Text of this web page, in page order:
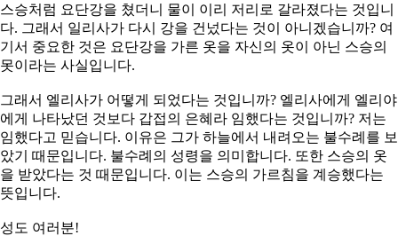
스승처럼 요단강을 쳤더니 물이 이리 저리로 갈라졌다는 것입니
다. 그래서 일리사가 다시 강을 건넜다는 것이 아니겠습니까? 여
기서 중요한 것은 요단강을 가른 옷을 자신의 옷이 아닌 스승의
못이라는 사실입니다.
그래서 엘리사가 어떻게 되었다는 것입니까? 엘리사에게 엘리야
에게 나타났던 것보다 갑접의 은혜라 임했다는 것입니까? 저는
임했다고 믿습니다. 이유은 그가 하늘에서 내려오는 불수례를 보
았기 때문입니다. 불수례의 성령을 의미합니다. 또한 스승의 옷
을 받았다는 것 때문입니다. 이는 스승의 가르침을 계승했다는
뜻입니다.
성도 여러분!